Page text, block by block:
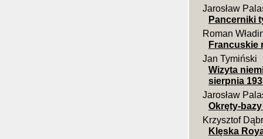
Jarosław
Pancerniki
Roman
Francuskie
Jan Tymiński
Wizyta
sierpnia
Jarosław
Okręty-
Krzysztof
Klęska